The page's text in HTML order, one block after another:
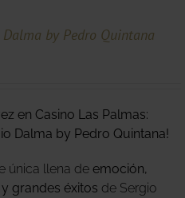
by Pedro Quintana
en Casino Las Palmas:
Dalma by Pedro Quintana!
única llena de emoción,
grandes éxitos de Sergio